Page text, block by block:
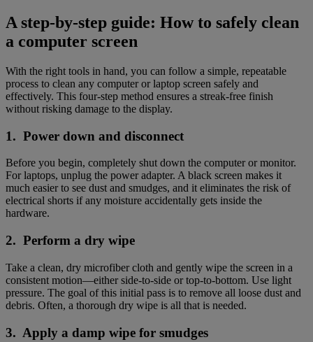
A step-by-step guide: How to safely clean
a computer screen
With the right tools in hand, you can follow a simple, repeatable
process to clean any computer or laptop screen safely and
effectively. This four-step method ensures a streak-free finish
without risking damage to the display.
1. Power down and disconnect
Before you begin, completely shut down the computer or monitor.
For laptops, unplug the power adapter. A black screen makes it
much easier to see dust and smudges, and it eliminates the risk of
electrical shorts if any moisture accidentally gets inside the
hardware.
2. Perform a dry wipe
Take a clean, dry microfiber cloth and gently wipe the screen in a
consistent motion—either side-to-side or top-to-bottom. Use light
pressure. The goal of this initial pass is to remove all loose dust and
debris. Often, a thorough dry wipe is all that is needed.
3. Apply a damp wipe for smudges